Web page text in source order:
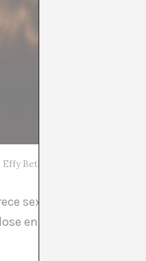
Effy Beth. (2012). Effy ofrece
sexo oral”, presentó
en una interacción